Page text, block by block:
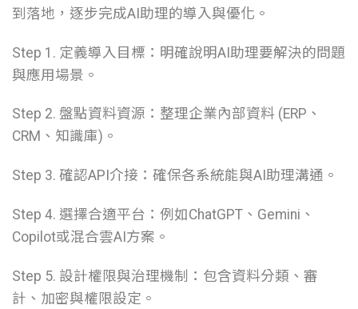
到落地，逐步完成AI助理的導入與優化。
Step 1. 定義導入目標：明確說明AI助理要解決的問題
與應用場景。
Step 2. 盤點資料資源：整理企業內部資料 (ERP、
CRM、知識庫)。
Step 3. 確認API介接：確保各系統能與AI助理溝通。
Step 4. 選擇合適平台：例如ChatGPT、Gemini、
Copilot或混合雲AI方案。
Step 5. 設計權限與治理機制：包含資料分類、審
計、加密與權限設定。